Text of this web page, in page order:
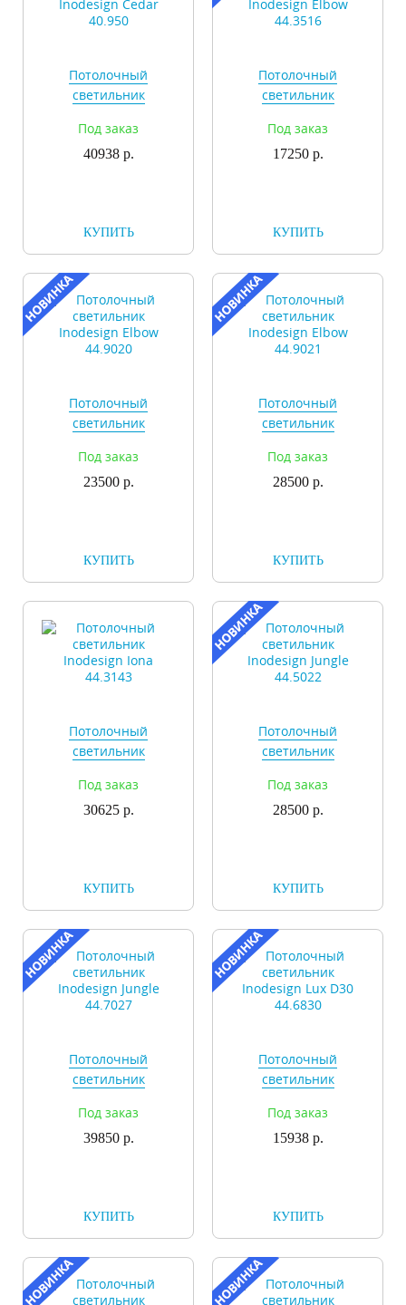
Потолочный
светильник
40.950
Под заказ
40938 р.
КУПИТЬ
Потолочный
светильник
44.3516
Под заказ
17250 р.
КУПИТЬ
Потолочный
светильник
44.9020
Под заказ
23500 р.
КУПИТЬ
Потолочный
светильник
44.9021
Под заказ
28500 р.
КУПИТЬ
Потолочный
светильник
44.3143
Под заказ
30625 р.
КУПИТЬ
Потолочный
светильник
44.5022
Под заказ
28500 р.
КУПИТЬ
Потолочный
светильник
44.7027
Под заказ
39850 р.
КУПИТЬ
Потолочный
светильник
44.6830
Под заказ
15938 р.
КУПИТЬ